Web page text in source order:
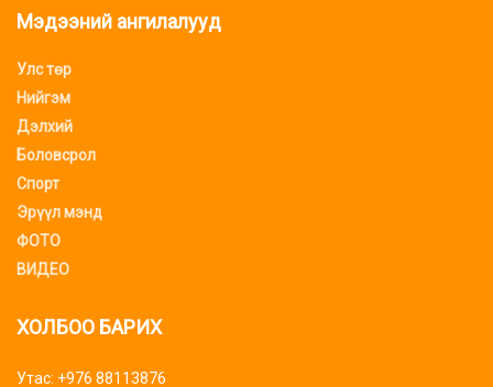
Мэдээний ангилалууд
Улс төр
Нийгэм
Дэлхий
Боловсрол
Спорт
Эрүүл мэнд
ФОТО
ВИДЕО
ХОЛБОО БАРИХ
Утас: +976 88113876